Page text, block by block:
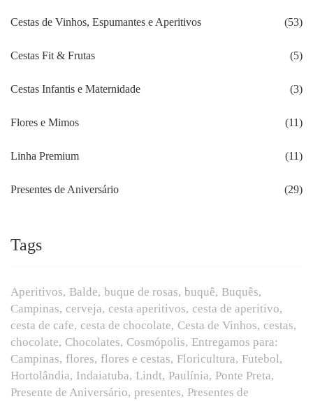
Cestas de Vinhos, Espumantes e Aperitivos (53)
Cestas Fit & Frutas (5)
Cestas Infantis e Maternidade (3)
Flores e Mimos (11)
Linha Premium (11)
Presentes de Aniversário (29)
Tags
Aperitivos Balde buque de rosas buquê Buquês
Campinas cerveja cesta aperitivos cesta de aperitivo
cesta de cafe cesta de chocolate Cesta de Vinhos cestas
chocolate Chocolates Cosmópolis Entregamos para:
Campinas flores flores e cestas Floricultura Futebol
Hortolândia Indaiatuba Lindt Paulínia Ponte Preta
Presente de Aniversário presentes Presentes de